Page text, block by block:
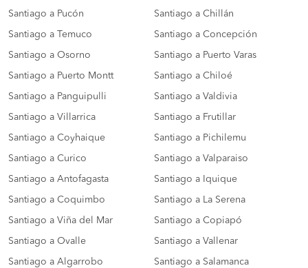
Santiago a Pucón Santiago a Chillán
Santiago a Temuco Santiago a Concepción
Santiago a Osorno Santiago a Puerto Varas
Santiago a Puerto Montt Santiago a Chiloé
Santiago a Panguipulli Santiago a Valdivia
Santiago a Villarrica Santiago a Frutillar
Santiago a Coyhaique Santiago a Pichilemu
Santiago a Curico Santiago a Valparaiso
Santiago a Antofagasta Santiago a Iquique
Santiago a Coquimbo Santiago a La Serena
Santiago a Viña del Mar Santiago a Copiapó
Santiago a Ovalle Santiago a Vallenar
Santiago a Algarrobo Santiago a Salamanca